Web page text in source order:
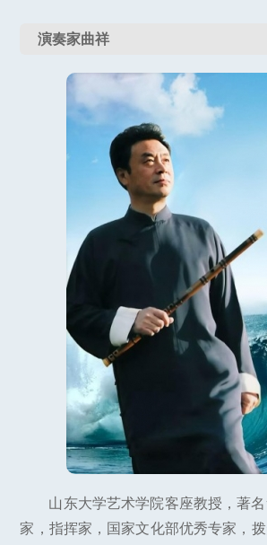
演奏家曲祥
山东大学艺术学院客座教授，著
家，指挥家，国家文化部优秀专家，